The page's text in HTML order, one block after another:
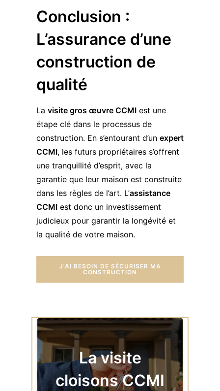
Conclusion :
L’assurance d’une
construction de
qualité
La visite gros œuvre CCMI est une
étape clé dans le processus de
construction. En s’entourant d’un expert
CCMI, les futurs propriétaires s’offrent
une tranquillité d’esprit, avec la
garantie que leur maison est construite
dans les règles de l’art. L’assistance
CCMI est donc un investissement
judicieux pour garantir la longévité et
la qualité de votre maison.
J'AI BESOIN DE SÉCURISER MA
CONSTRUCTION
La visite
cloisons CCMI